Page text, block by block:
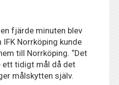
fjärde minuten blev
Norrköping kunde
till Norrköping. “Det
ett tidigt mål då det
målskytten själv.